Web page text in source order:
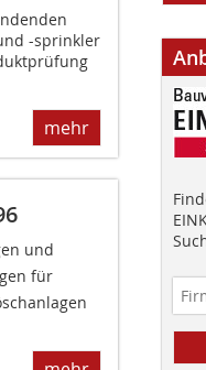
-sprinkler
mehr
und
für